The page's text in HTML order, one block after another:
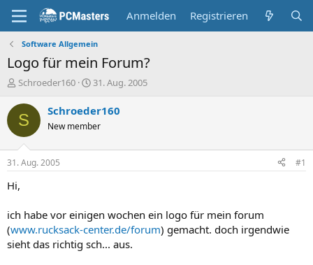
Anmelden Registrieren
Software Allgemein
Logo für mein Forum?
E
s
t
e
Schroeder160
E
s
e
t
31. Aug. 2005
S Schroeder160
New member
31. Aug. 2005 #1
Hi,
ich habe vor einigen wochen ein logo für mein forum
(www.rucksack-center.de/forum) gemacht. doch irgendwie
sieht das richtig sch... aus.